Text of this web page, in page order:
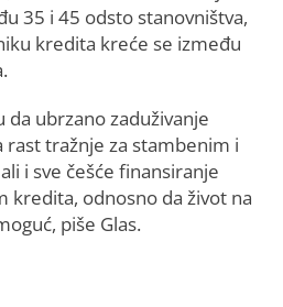
35 i 45 odsto stanovništva,
kredita kreće se između
ubrzano zaduživanje
rast tražnje za stambenim i
i sve češće finansiranje
odnosno da život na
piše Glas.